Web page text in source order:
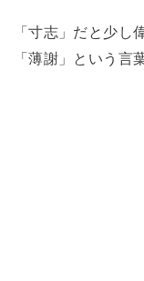
「寸志」だと少し
「薄謝」という言